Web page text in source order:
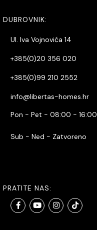
DUBROVNIK:
Ul. Iva Vojnovića 14
+385(0)20 356 020
+385(0)99 210 2552
info@libertas-homes.hr
Pon - Pet - 08:00 - 16:00
Sub - Ned - Zatvoreno
PRATITE NAS: